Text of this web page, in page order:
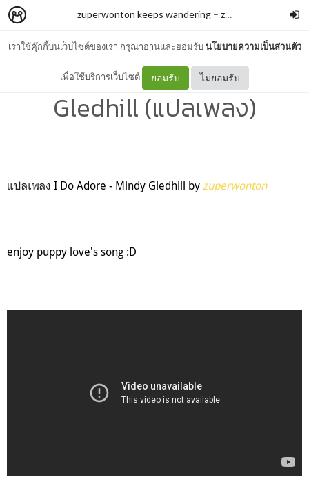
เราใช้คุ๊กกี้บนเว็บไซต์ของเรา กรุณาอ่านและยอมรับนโยบายความเป็นส่วนตัว
เพื่อใช้บริการเว็บไซต์ ยอมรับ ไม่ยอมรับ
zuperwonton keeps wandering – zuperwonton
I Do Adore - Mindy
Gledhill (แปลเพลง)
แปลเพลง I Do Adore - Mindy Gledhill by zuperwonton
enjoy puppy love's song :D